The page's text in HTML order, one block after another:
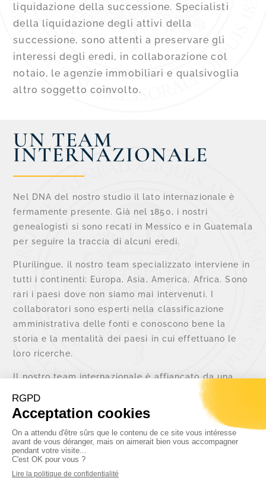
liquidazione della successione. Specialisti
della liquidazione degli attivi della
successione, sono attenti a preservare gli
interessi degli eredi, in collaborazione col
notaio, le agenzie immobiliari e qualsivoglia
altro soggetto coinvolto.
UN TEAM
INTERNAZIONALE
Nel DNA del nostro studio il lato internazionale è
fermamente presente. Già nel 1850, i nostri
genealogisti si sono recati in Messico e in Guatemala
per seguire la traccia di alcuni eredi.
Plurilingue, il nostro team specializzato interviene in
tutti i continenti: Europa, Asia, America, Africa. Sono
rari i paesi dove non siamo mai intervenuti. I
collaboratori sono esperti nella classificazione
amministrativa delle fonti e conoscono bene la
storia e la mentalità dei paesi in cui effettuano le
loro ricerche.
Il nostro team internazionale è affiancato da una
rete di corrispondenti nei paesi in cui le domande
sono più numerose: Italia, Spagna, Germania,
Portogallo.